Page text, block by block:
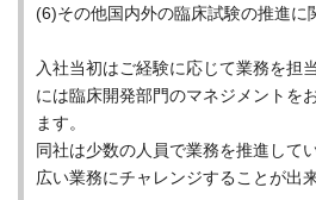
(6)その他国内外の臨床試験の推進に
入社当初はご経験に応じて業務を担
には臨床開発部門のマネジメントを
ます。
同社は少数の人員で業務を推進して
広い業務にチャレンジすることが出来